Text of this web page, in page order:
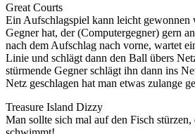
Great Courts
Ein Aufschlagspiel kann leicht gewonnen
Gegner hat, der (Computergegner) gern
nach dem Aufschlag nach vorne, wartet
Linie und schlägt dann den Ball übers
stürmende Gegner schlägt ihn dann ins
Netz geschlagen hat man etwas zulange
Treasure Island Dizzy
Man sollte sich mal auf den Fisch